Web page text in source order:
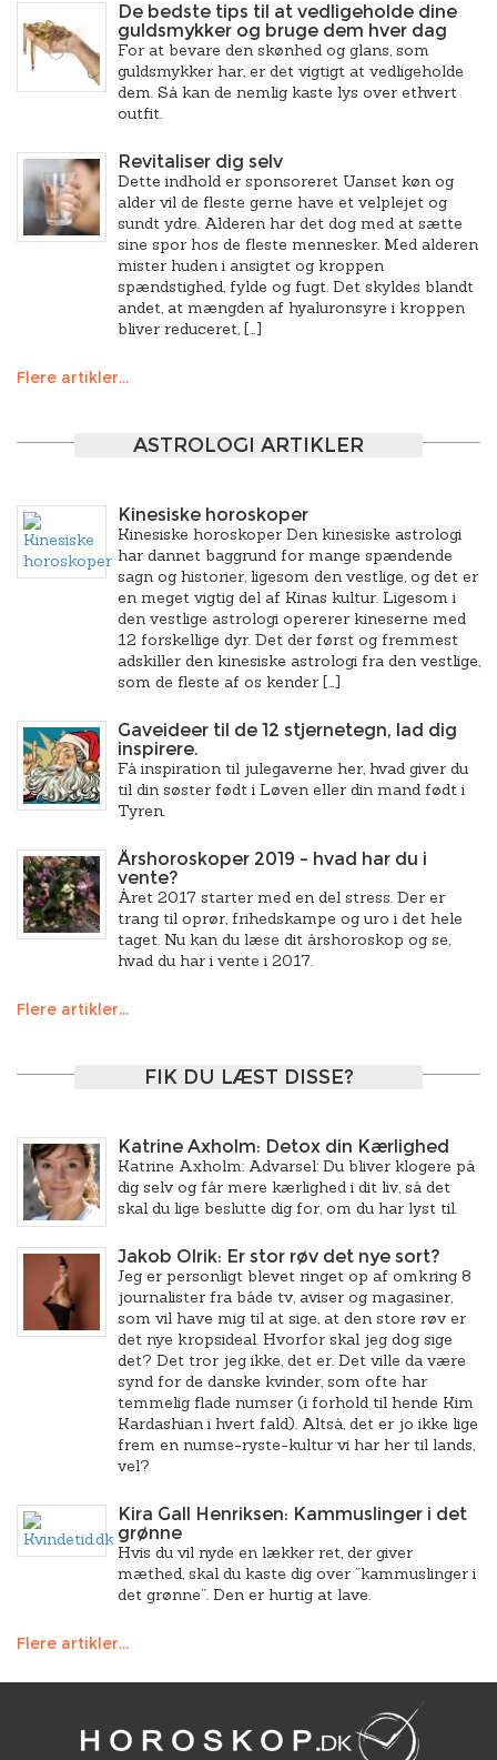
De bedste tips til at vedligeholde dine
guldsmykker og bruge dem hver dag
For at bevare den skønhed og glans, som
guldsmykker har, er det vigtigt at vedligeholde
dem. Så kan de nemlig kaste lys over ethvert
outfit.
Revitaliser dig selv
Dette indhold er sponsoreret Uanset køn og
alder vil de fleste gerne have et velplejet og
sundt ydre. Alderen har det dog med at sætte
sine spor hos de fleste mennesker. Med alderen
mister huden i ansigtet og kroppen
spændstighed, fylde og fugt. Det skyldes blandt
andet, at mængden af hyaluronsyre i kroppen
bliver reduceret, […]
Flere artikler...
ASTROLOGI ARTIKLER
Kinesiske horoskoper
Kinesiske horoskoper Den kinesiske astrologi
har dannet baggrund for mange spændende
sagn og historier, ligesom den vestlige, og det er
en meget vigtig del af Kinas kultur. Ligesom i
den vestlige astrologi opererer kineserne med
12 forskellige dyr. Det der først og fremmest
adskiller den kinesiske astrologi fra den vestlige,
som de fleste af os kender […]
Gaveideer til de 12 stjernetegn, lad dig
inspirere.
Få inspiration til julegaverne her, hvad giver du
til din søster født i Løven eller din mand født i
Tyren.
Årshoroskoper 2019 – hvad har du i
vente?
Året 2017 starter med en del stress. Der er
trang til oprør, frihedskampe og uro i det hele
taget. Nu kan du læse dit årshoroskop og se,
hvad du har i vente i 2017.
Flere artikler...
FIK DU LÆST DISSE?
Katrine Axholm: Detox din Kærlighed
Katrine Axholm: Advarsel: Du bliver klogere på
dig selv og får mere kærlighed i dit liv, så det
skal du lige beslutte dig for, om du har lyst til.
Jakob Olrik: Er stor røv det nye sort?
Jeg er personligt blevet ringet op af omkring 8
journalister fra både tv, aviser og magasiner,
som vil have mig til at sige, at den store røv er
det nye kropsideal. Hvorfor skal jeg dog sige
det? Det tror jeg ikke, det er. Det ville da være
synd for de danske kvinder, som ofte har
temmelig flade numser (i forhold til hende Kim
Kardashian i hvert fald). Altså, det er jo ikke lige
frem en numse-ryste-kultur vi har her til lands,
vel?
Kira Gall Henriksen: Kammuslinger i det
grønne
Hvis du vil nyde en lækker ret, der giver
mæthed, skal du kaste dig over ”kammuslinger i
det grønne”. Den er hurtig at lave.
Flere artikler...